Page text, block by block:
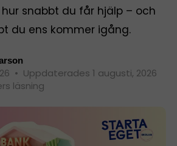
snabbt du får hjälp – och
du ens kommer igång.
• Uppdaterades 1 augusti, 2026
läsning